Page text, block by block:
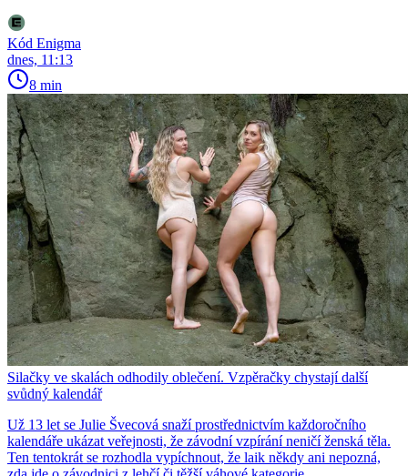
Kód Enigma
dnes, 11:13
8 min
Silačky ve skalách odhodily oblečení. Vzpěračky chystají další
svůdný kalendář
Už 13 let se Julie Švecová snaží prostřednictvím každoročního
kalendáře ukázat veřejnosti, že závodní vzpírání neničí ženská těla.
Ten tentokrát se rozhodla vypíchnout, že laik někdy ani nepozná,